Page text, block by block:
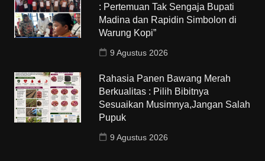
: Pertemuan Tak Sengaja Bupati
Madina dan Rapidin Simbolon di
Warung Kopi”
9 Agustus 2026
Rahasia Panen Bawang Merah
Berkualitas : Pilih Bibitnya
Sesuaikan Musimnya,Jangan Salah
Pupuk
9 Agustus 2026